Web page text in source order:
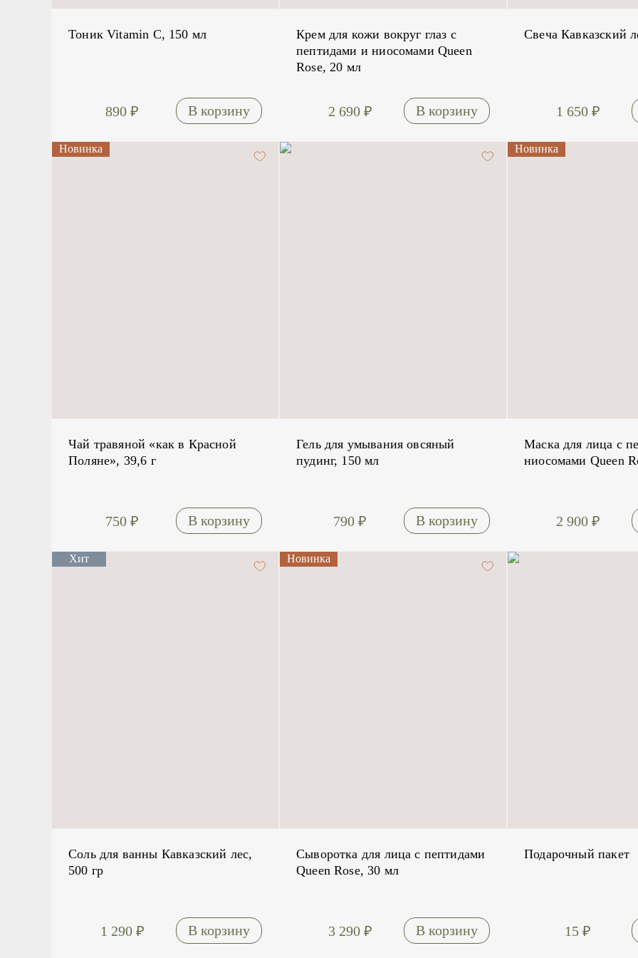
Тоник Vitamin C, 150 мл
890 ₽
Крем для кожи вокруг глаз с
пептидами и ниосомами Queen
Rose, 20 мл
2 690 ₽
Свеча Кавказский
1 650 ₽
Новинка
Чай травяной «как в Красной
Поляне», 39,6 г
750 ₽
Гель для умывания овсяный
пудинг, 150 мл
790 ₽
Новинка
Маска для лица с
ниосомами Queen
2 900 ₽
Хит
Соль для ванны Кавказский лес,
500 гр
1 290 ₽
Новинка
Сыворотка для лица с пептидами
Queen Rose, 30 мл
3 290 ₽
Подарочный пакет
15 ₽